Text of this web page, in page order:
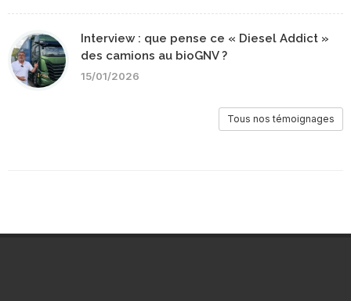
Interview : que pense ce « Diesel Addict »
des camions au bioGNV ?
15/01/2026
Tous nos témoignages